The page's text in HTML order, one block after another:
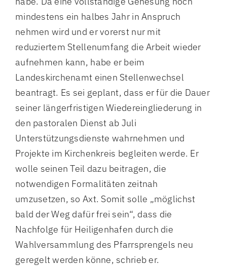
mindestens ein halbes Jahr in Anspruch
nehmen wird und er vorerst nur mit
reduziertem Stellenumfang die Arbeit wieder
aufnehmen kann, habe er beim
Landeskirchenamt einen Stellenwechsel
beantragt. Es sei geplant, dass er für die Dauer
seiner längerfristigen Wiedereingliederung in
den pastoralen Dienst ab Juli
Unterstützungsdienste wahrnehmen und
Projekte im Kirchenkreis begleiten werde. Er
wolle seinen Teil dazu beitragen, die
notwendigen Formalitäten zeitnah
umzusetzen, so Axt. Somit solle „möglichst
bald der Weg dafür frei sein“, dass die
Nachfolge für Heiligenhafen durch die
Wahlversammlung des Pfarrsprengels neu
geregelt werden könne, schrieb er.